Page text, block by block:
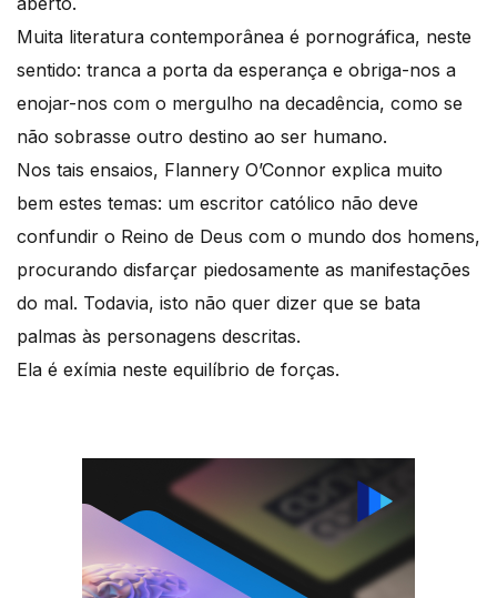
Muita literatura contemporânea é pornográfica, neste
sentido: tranca a porta da esperança e obriga-nos a
enojar-nos com o mergulho na decadência, como se
não sobrasse outro destino ao ser humano.
Nos tais ensaios, Flannery O’Connor explica muito
bem estes temas: um escritor católico não deve
confundir o Reino de Deus com o mundo dos homens,
procurando disfarçar piedosamente as manifestações
do mal. Todavia, isto não quer dizer que se bata
palmas às personagens descritas.
Ela é exímia neste equilíbrio de forças.